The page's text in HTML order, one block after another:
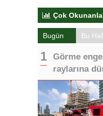
Çok
Bugün Bu
Görme
raylarına